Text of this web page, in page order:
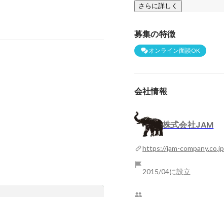
さらに詳しく
募集の特徴
オンライン面談OK
会社情報
株式会社JAM
https://jam-company.co.jp
2015/04に設立